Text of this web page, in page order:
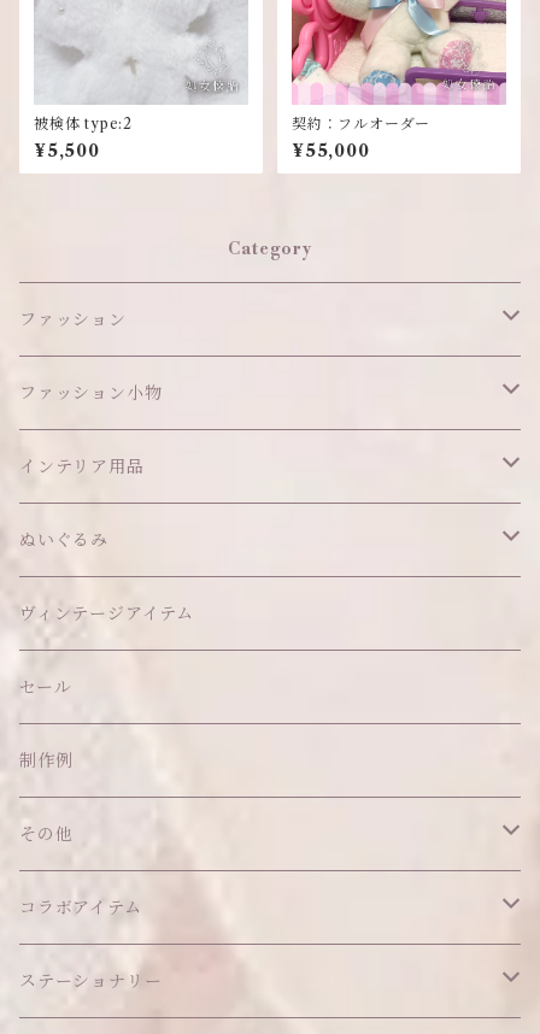
被検体 type:2
¥5,500
契約：フルオーダー
¥55,000
Category
ファッション
ワンピース
アウター
トップス
ボトムス
ファッション小物
ヘッドアイテム
ヘアクリップ
ヘッドドレス
アクセサリー
イヤリング
ピアス
ソックス
バッグ
ショルダーバッグ
お散歩バッグ
ポーチ
コインケース
カードケース
キーホルダー
その他
インテリア用品
オブジェ
ウォールデコ
その他
ティッシュケース
クッション・座布団
ハンガー
マット
ぬいぐるみ
ぬいちゃん本体
アクセサリー
ヘッドドレス Sサイズ
ヘッドドレス Mサイズ
アウトフィット
その他
ヴィンテージアイテム
セール
制作例
その他
あこがれシリーズ
福音シリーズ
コラボアイテム
はるぽんの愛のつづき♡はるぽん生誕祭2026
ステーショナリー